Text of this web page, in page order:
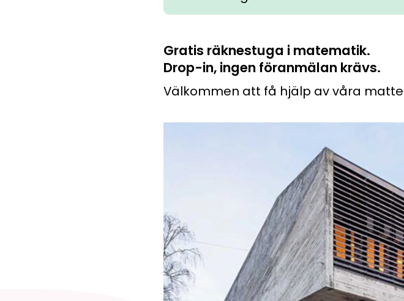
Matteninja
Lekfullt spelkoncept för åk. 5-7
Gratis räknestuga i matematik.
Drop-in, ingen föranmälan krävs.
Välkommen att få hjälp av våra